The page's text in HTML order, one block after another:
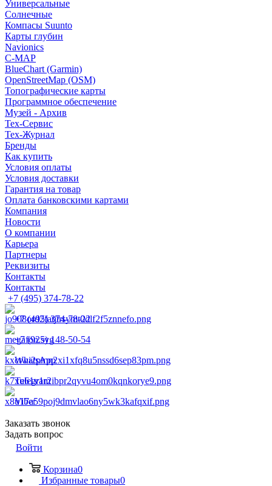
Универсальные
Солнечные
Компасы Suunto
Карты глубин
Navionics
C-MAP
BlueChart (Garmin)
OpenStreetMap (OSM)
Топографические карты
Программное обеспечение
Музей - Архив
Tex-Сервис
Тех-Журнал
Бренды
Как купить
Условия оплаты
Условия доставки
Гарантия на товар
Оплата банковскими картами
Компания
Новости
О компании
Карьера
Партнеры
Реквизиты
Контакты
Контакты
+7 (495) 374-78-22
+7 (495) 374-78-22
+7 (925) 148-50-54
WhatsApp
Telegram
Viber
Заказать звонок
Задать вопрос
Войти
Корзина0
Избранные товары0